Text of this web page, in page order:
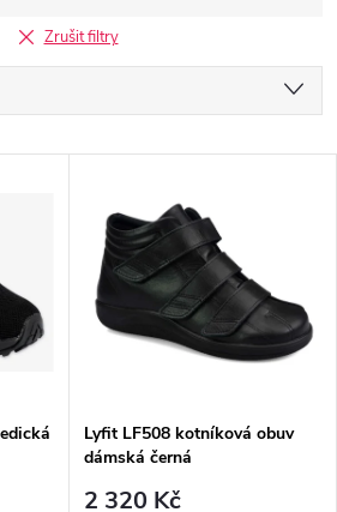
Zrušit filtry
Lyfit LF508 kotníková obuv
dámská černá
2 320 Kč